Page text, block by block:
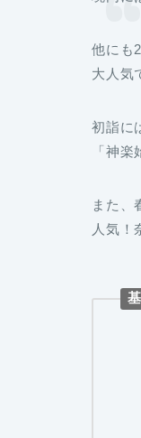
他にも
大人気
初詣に
「神
また、
人気！